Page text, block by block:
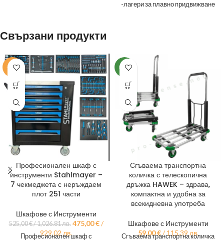
-лагери за плавно придвижване
Свързани продукти
-10%
Професионален шкаф с
инструменти Stahlmayer –
7 чекмеджета с неръждаем
плот 251 части
Шкафове с Инструменти
525,00€/ 1,026.81 лв. 475,00€ /
929.02 лв.
Професионален шкаф с
НОВ
Сгъваема транспортна
количка с телескопична
дръжка HAWEK – здрава,
компактна и удобна за
всекидневна употреба
Шкафове с Инструменти
59,00€ / 115.39 лв.
Сгъваема транспортна количка